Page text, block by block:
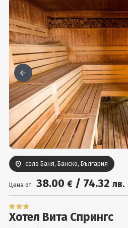
Чужбина
Празници
Турция
Гърция
Услуги
Вход
село Баня, Банско, България
Цена от: 38.00 € / 74.32 лв.
Хотел Вита Спрингс